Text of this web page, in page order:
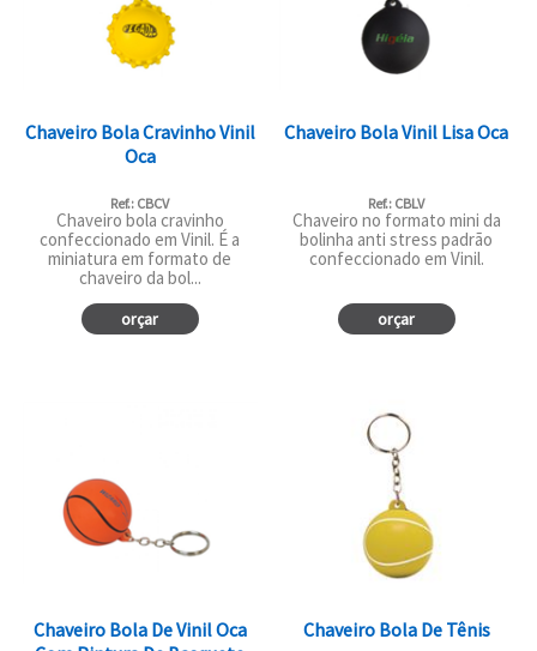
Chaveiro Bola Cravinho Vinil
Oca
Ref.: CBCV
Chaveiro bola cravinho
confeccionado em Vinil. É a
miniatura em formato de
chaveiro da bol...
orçar
Chaveiro Bola Vinil Lisa Oca
Ref.: CBLV
Chaveiro no formato mini da
bolinha anti stress padrão
confeccionado em Vinil.
orçar
Chaveiro Bola De Vinil Oca
Chaveiro Bola De Tênis